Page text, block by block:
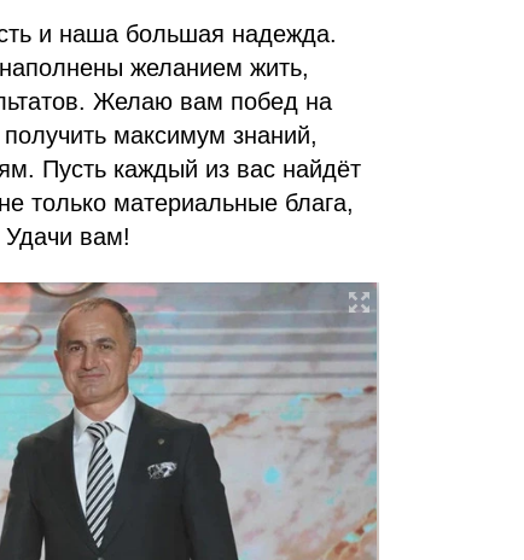
и наша большая надежда.
желанием жить,
Желаю вам побед на
максимум знаний,
Пусть каждый из вас найдёт
только материальные блага,
Удачи вам!